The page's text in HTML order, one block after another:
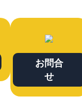
お問合
せ